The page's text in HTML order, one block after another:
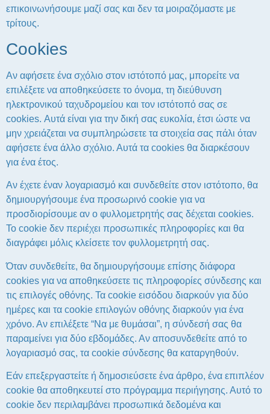
επικοινωνήσουμε μαζί σας και δεν τα μοιραζόμαστε με
τρίτους.
Cookies
Αν αφήσετε ένα σχόλιο στον ιστότοπό μας, μπορείτε να
επιλέξετε να αποθηκεύσετε το όνομα, τη διεύθυνση
ηλεκτρονικού ταχυδρομείου και τον ιστότοπό σας σε
cookies. Αυτά είναι για την δική σας ευκολία, έτσι ώστε να
μην χρειάζεται να συμπληρώσετε τα στοιχεία σας πάλι όταν
αφήσετε ένα άλλο σχόλιο. Αυτά τα cookies θα διαρκέσουν
για ένα έτος.
Αν έχετε έναν λογαριασμό και συνδεθείτε στον ιστότοπο, θα
δημιουργήσουμε ένα προσωρινό cookie για να
προσδιορίσουμε αν ο φυλλομετρητής σας δέχεται cookies.
Το cookie δεν περιέχει προσωπικές πληροφορίες και θα
διαγράφει μόλις κλείσετε τον φυλλομετρητή σας.
Όταν συνδεθείτε, θα δημιουργήσουμε επίσης διάφορα
cookies για να αποθηκεύσετε τις πληροφορίες σύνδεσης και
τις επιλογές οθόνης. Τα cookie εισόδου διαρκούν για δύο
ημέρες και τα cookie επιλογών οθόνης διαρκούν για ένα
χρόνο. Αν επιλέξετε “Να με θυμάσαι”, η σύνδεσή σας θα
παραμείνει για δύο εβδομάδες. Αν αποσυνδεθείτε από το
λογαριασμό σας, τα cookie σύνδεσης θα καταργηθούν.
Εάν επεξεργαστείτε ή δημοσιεύσετε ένα άρθρο, ένα επιπλέον
cookie θα αποθηκευτεί στο πρόγραμμα περιήγησης. Αυτό το
cookie δεν περιλαμβάνει προσωπικά δεδομένα και